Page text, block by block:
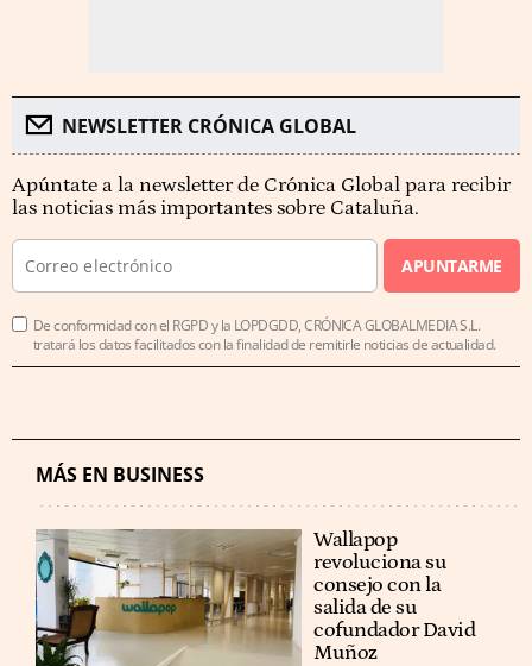
NEWSLETTER CRÓNICA GLOBAL
Apúntate a la newsletter de Crónica Global para recibir
las noticias más importantes sobre Cataluña.
APUNTARME
De conformidad con el RGPD y la LOPDGDD, CRÓNICA GLOBALMEDIA S.L.
tratará los datos facilitados con la finalidad de remitirle noticias de actualidad.
MÁS EN BUSINESS
Wallapop
revoluciona su
consejo con la
salida de su
cofundador David
Muñoz